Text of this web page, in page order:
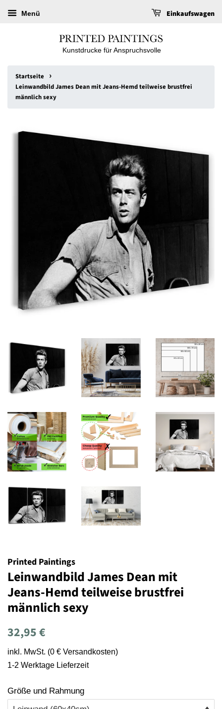
Menü Einkaufswagen
Kunstdrucke für Anspruchsvolle
Startseite ›
Leinwandbild James Dean mit Jeans-Hemd teilweise brustfrei
männlich sexy
Printed Paintings
Leinwandbild James Dean mit
Jeans-Hemd teilweise brustfrei
männlich sexy
Normaler
32,95 €
inkl. MwSt. (0 € Versandkosten)
1-2 Werktage Lieferzeit
Größe und Rahmung